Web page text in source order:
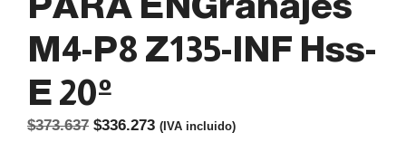
M4-P8 Z135-INF Hss-
E 20º
$373.637 El
$336.273El(IVA incluido)